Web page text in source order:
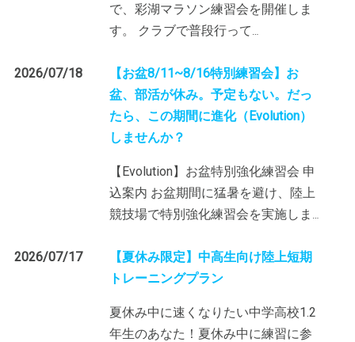
で、彩湖マラソン練習会を開催しま
す。 クラブで普段行って
2026/07/18
【お盆8/11~8/16特別練習会】お
盆、部活が休み。予定もない。だっ
たら、この期間に進化（Evolution）
しませんか？
【Evolution】お盆特別強化練習会 申
込案内 お盆期間に猛暑を避け、陸上
競技場で特別強化練習会を実施しま
2026/07/17
【夏休み限定】中高生向け陸上短期
トレーニングプラン
夏休み中に速くなりたい中学高校1.2
年生のあなた！夏休み中に練習に参